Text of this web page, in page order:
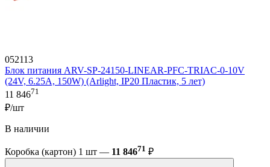
052113
Блок питания ARV-SP-24150-LINEAR-PFC-TRIAC-0-10V
(24V, 6.25A, 150W) (Arlight, IP20 Пластик, 5 лет)
11 84671
₽/шт
В наличии
Коробка (картон) 1 шт — 11 84671 ₽